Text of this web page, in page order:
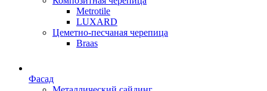
Metrotile
LUXARD
Цеметно-песчаная черепица
Braas
Фасад